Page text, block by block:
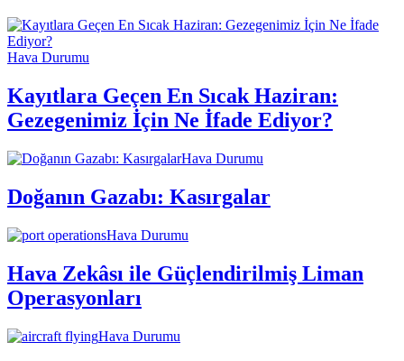
Hava Durumu
Kayıtlara Geçen En Sıcak Haziran:
Gezegenimiz İçin Ne İfade Ediyor?
Hava Durumu
Doğanın Gazabı: Kasırgalar
Hava Durumu
Hava Zekâsı ile Güçlendirilmiş Liman
Operasyonları
Hava Durumu